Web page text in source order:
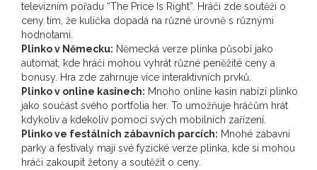
televizním pořadu “The Price Is Right”. Hráči zde soutěží o
ceny tím, že kulička dopadá na různé úrovně s různými
hodnotami.
Plinko v Německu: Německá verze plinka působí jako
automat, kde hráči mohou vyhrát různé peněžité ceny a
bonusy. Hra zde zahrnuje více interaktivních prvků.
Plinko v online kasinech: Mnoho online kasin nabízí plinko
jako součást svého portfolia her. To umožňuje hráčům hrát
kdykoliv a kdekoliv pomocí svých mobilních zařízení.
Plinko ve festálních zábavních parcích: Mnohé zábavní
parky a festivaly mají své fyzické verze plinka, kde si mohou
hráči zakoupit žetony a soutěžit o ceny.